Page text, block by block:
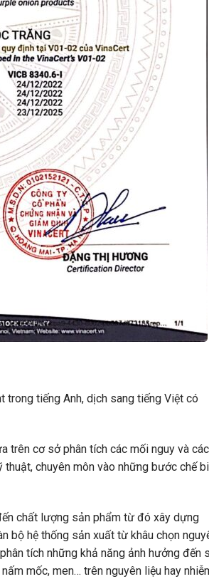
tiếng Anh, dịch sang tiếng Việt có
trên cơ sở phân tích các mối nguy và các
chuyên môn vào những bước chế
chất lượng sản phẩm từ đó xây dựng
bộ hệ thống sản xuất từ khâu chọn
tích những khả năng ảnh hưởng đến
mốc, men… trên nguyên liệu hay